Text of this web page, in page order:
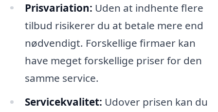
Prisvariation: Uden at indhente flere
tilbud risikerer du at betale mere end
nødvendigt. Forskellige firmaer kan
have meget forskellige priser for den
samme service.
Servicekvalitet: Udover prisen kan du